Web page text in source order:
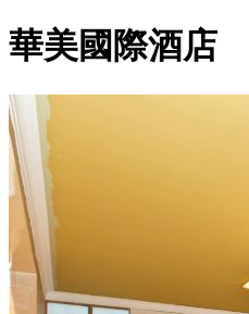
華美國際酒店